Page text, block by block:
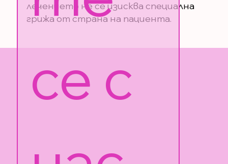
лечението не се изисква специална
грижа от страна на пациента.
се с